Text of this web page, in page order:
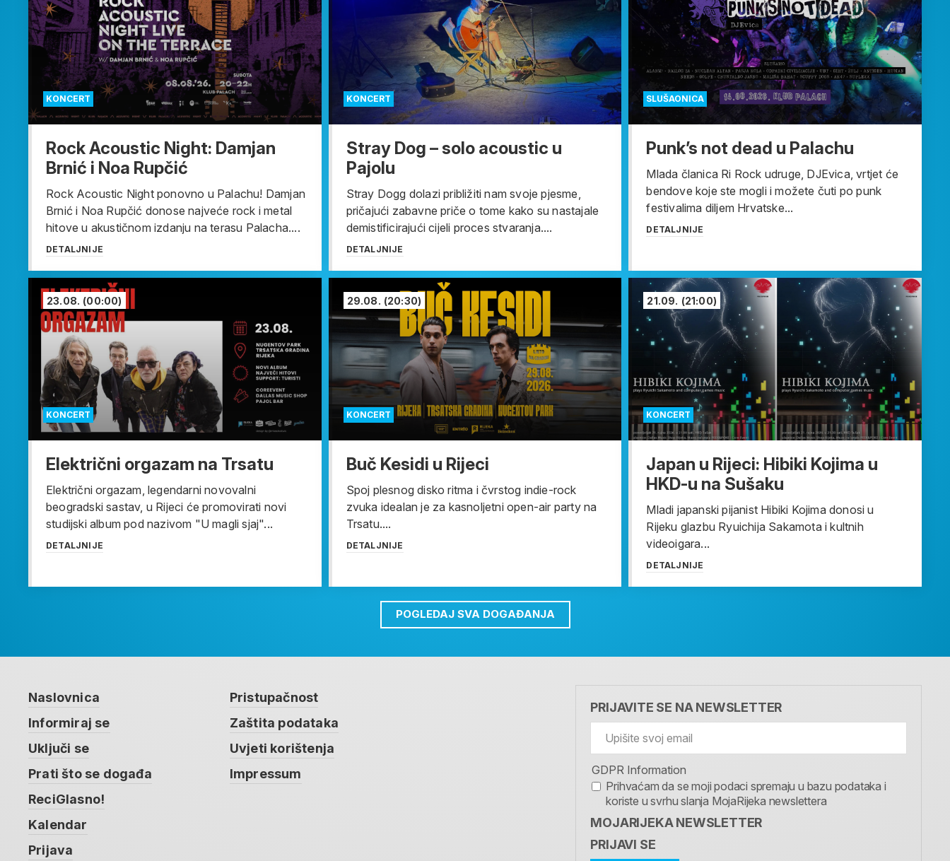
KONCERT
Rock Acoustic Night: Damjan
Brnić i Noa Rupčić
Rock Acoustic Night ponovno u Palachu! Damjan
Brnić i Noa Rupčić donose najveće rock i metal
hitove u akustičnom izdanju na terasu Palacha....
DETALJNIJE
KONCERT
Stray Dog – solo acoustic u
Pajolu
Stray Dogg dolazi približiti nam svoje pjesme,
pričajući zabavne priče o tome kako su nastajale
demistificirajući cijeli proces stvaranja....
DETALJNIJE
SLUŠAONICA
Punk’s not dead u Palachu
Mlada članica Ri Rock udruge, DJEvica, vrtjet će
bendove koje ste mogli i možete čuti po punk
festivalima diljem Hrvatske...
DETALJNIJE
KONCERT
23.08. (00:00)
Električni orgazam na Trsatu
Električni orgazam, legendarni novovalni
beogradski sastav, u Rijeci će promovirati novi
studijski album pod nazivom "U magli sjaj"...
DETALJNIJE
KONCERT
29.08. (20:30)
Buč Kesidi u Rijeci
Spoj plesnog disko ritma i čvrstog indie-rock
zvuka idealan je za kasnoljetni open-air party na
Trsatu....
DETALJNIJE
KONCERT
21.09. (21:00)
Japan u Rijeci: Hibiki Kojima u
HKD-u na Sušaku
Mladi japanski pijanist Hibiki Kojima donosi u
Rijeku glazbu Ryuichija Sakamota i kultnih
videoigara...
DETALJNIJE
POGLEDAJ SVA DOGAĐANJA
Naslovnica
Informiraj se
Uključi se
Prati što se događa
ReciGlasno!
Kalendar
Prijava
Pristupačnost
Zaštita podataka
Uvjeti korištenja
Impressum
PRIJAVITE SE NA NEWSLETTER
GDPR Information
Prihvaćam da se moji podaci spremaju u bazu podataka i
koriste u svrhu slanja MojaRijeka newslettera
MOJARIJEKA NEWSLETTER
PRIJAVI SE